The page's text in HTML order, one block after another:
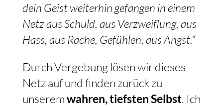
dein Geist weiterhin gefangen in einem
Netz aus Schuld, aus Verzweiflung, aus
Hass, aus Rache, Gefühlen, aus Angst.“
Durch Vergebung lösen wir dieses
Netz auf und finden zurück zu
unseremwahren, tiefsten Selbst. Ich